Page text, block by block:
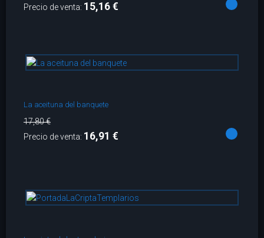
Precio de venta: 15,16 €
La aceituna del banquete
17,80 €
Precio de venta: 16,91 €